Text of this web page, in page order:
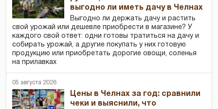
выгодно ли иметь дачу в Челнах
Выгодно ли держать дачу и растить
свой урожай или дешевле приобрести в магазине? У
каждого свой ответ: одни готовы тратиться на дачу и
собирать урожай, а другие покупать у них готовую
продукцию или приобретать дорогие овощи, соленья
на прилавках
05 августа 2026
Цены в Челнах за год: сравнили
чеки и выяснили, что